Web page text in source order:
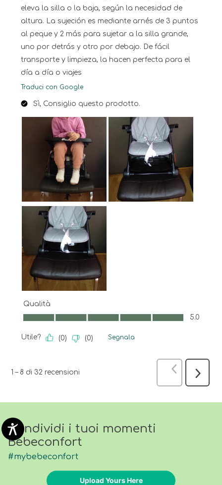
Condividi i tuoi momenti
Bebeconfort
#mybebeconfort
Upload Yours Here
eleva la silla o la baja, según la necesidad de
altura. La sujeción es mediante arnés de 3 puntos
al peque y 2 más para sujetar a la silla grande,
uno por detrás y otro por debajo. De fácil
transporte y limpieza, la hacen perfecta para el
día a día o viajes
Traduci con Google
Sì, Consiglio questo prodotto.
Qualità
Qualità, 5.0 su 5
5.0
Utile? (0) (0) Segnala
1 – 8 di 32 recensioni Precedente